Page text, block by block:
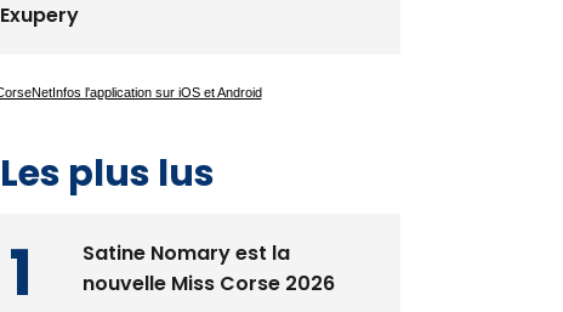
Exupery
Les plus lus
Satine Nomary est la
nouvelle Miss Corse 2026